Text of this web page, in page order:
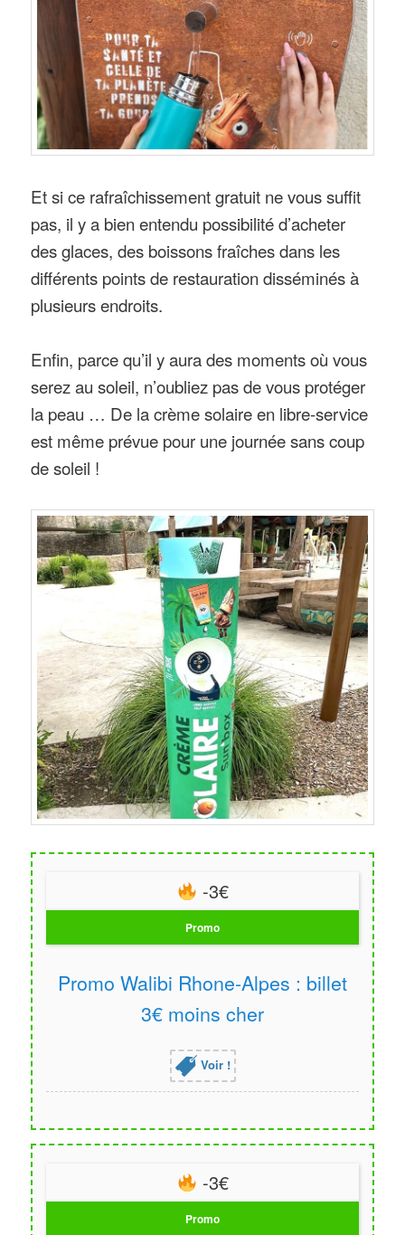
Et si ce rafraîchissement gratuit ne vous suffit
pas, il y a bien entendu possibilité d’acheter
des glaces, des boissons fraîches dans les
différents points de restauration disséminés à
plusieurs endroits.
Enfin, parce qu’il y aura des moments où vous
serez au soleil, n’oubliez pas de vous protéger
la peau … De la crème solaire en libre-service
est même prévue pour une journée sans coup
de soleil !
-3€
Promo
Promo Walibi Rhone-Alpes : billet
3€ moins cher
Voir !
-3€
Promo